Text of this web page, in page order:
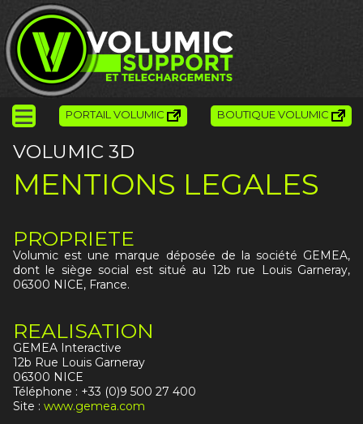
PORTAIL VOLUMIC BOUTIQUE VOLUMIC
VOLUMIC 3D
MENTIONS LEGALES
PROPRIETE
Volumic est une marque déposée de la société GEMEA,
dont le siège social est situé au 12b rue Louis Garneray,
06300 NICE, France.
REALISATION
GEMEA Interactive
12b Rue Louis Garneray
06300 NICE
Téléphone : +33 (0)9 500 27 400
Site : www.gemea.com